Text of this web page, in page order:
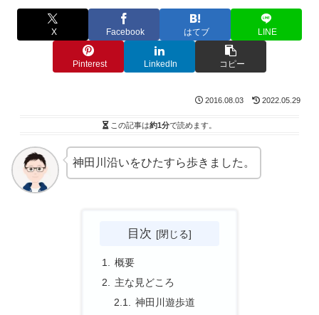
X Facebook はてブ LINE
Pinterest LinkedIn コピー
2016.08.03 2022.05.29
この記事は約1分で読めます。
神田川沿いをひたすら歩きました。
目次
概要
主な見どころ
神田川遊歩道